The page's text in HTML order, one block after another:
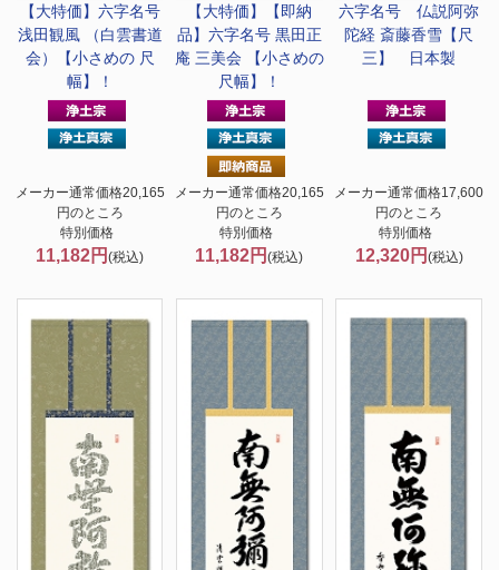
【大特価】 六字名号
浅田観風 （白雲書道
会）【小さめの 尺
幅】！
メーカー通常価格20,165
円のところ
特別価格
11,182円(税込)
【大特価】
【即納
品】六字名号 黒田正
庵 三美会 【小さめの
尺幅】！
メーカー通常価格20,165
円のところ
特別価格
11,182円(税込)
六字名号 仏説阿弥
陀経 斎藤香雪【尺
三】 日本製
メーカー通常価格17,600
円のところ
特別価格
12,320円 (税込)